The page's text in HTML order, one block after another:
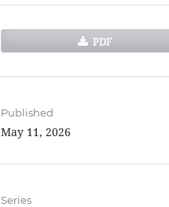
PDF
Published
May 11, 2026
Series